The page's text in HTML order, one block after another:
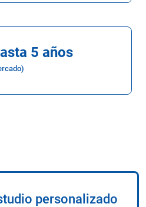
5 años
personalizado